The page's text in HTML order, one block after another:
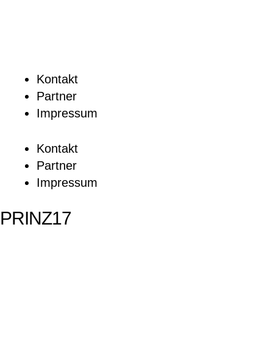
Kontakt
Partner
Impressum
Kontakt
Partner
Impressum
PRINZ17